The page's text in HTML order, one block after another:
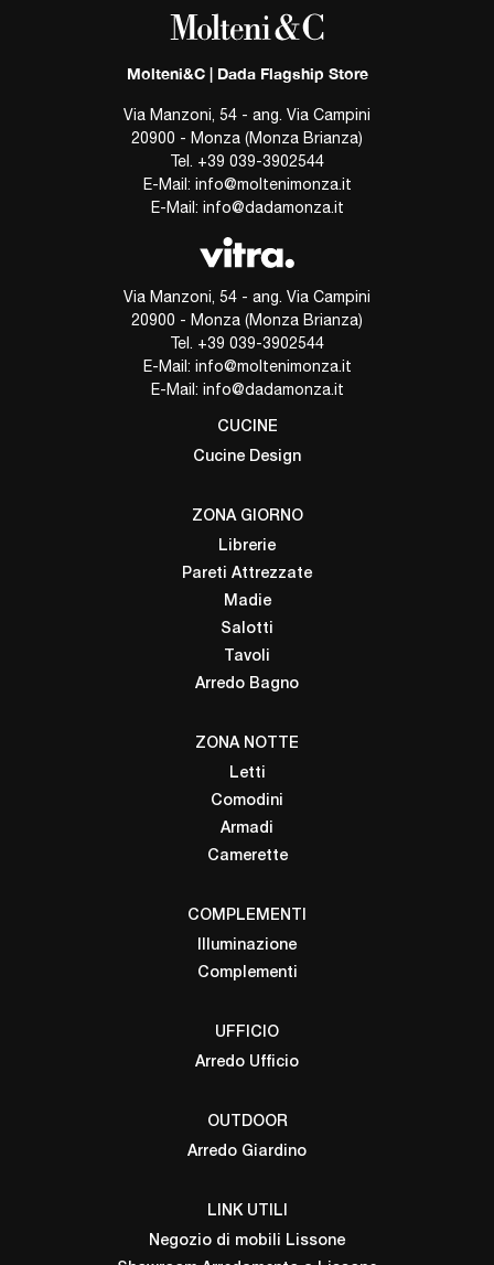
Molteni&C | Dada Flagship Store
Via Manzoni, 54 - ang. Via Campini
20900 - Monza (Monza Brianza)
Tel. +39 039-3902544
E-Mail: info@moltenimonza.it
E-Mail: info@dadamonza.it
Via Manzoni, 54 - ang. Via Campini
20900 - Monza (Monza Brianza)
Tel. +39 039-3902544
E-Mail: info@moltenimonza.it
E-Mail: info@dadamonza.it
CUCINE
Cucine Design
ZONA GIORNO
Librerie
Pareti Attrezzate
Madie
Salotti
Tavoli
Arredo Bagno
ZONA NOTTE
Letti
Comodini
Armadi
Camerette
COMPLEMENTI
Illuminazione
Complementi
UFFICIO
Arredo Ufficio
OUTDOOR
Arredo Giardino
LINK UTILI
Negozio di mobili Lissone